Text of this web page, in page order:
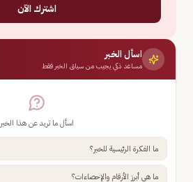
اشترك الآن
اسأل الخبر
مساعد ذكي يجيب من سياق الخبر فقط
اسأل ما تريد عن هذا الخبر
ما الفكرة الرئيسية للخبر؟
ما هي أبرز الأرقام والإحصاءات؟